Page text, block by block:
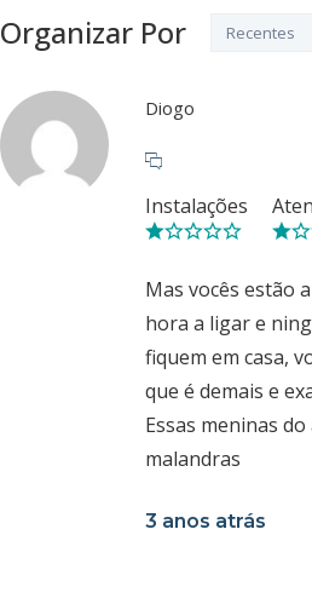
Organizar Por
Diogo
Instalações
Mas vocês estão
hora a ligar e
fiquem em casa,
que é demais e
Essas meninas
malandras
3 anos atrás